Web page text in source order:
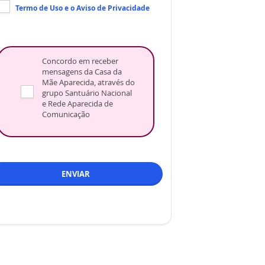
Termo de Usoe oAviso de Privacidade
Concordo em receber
mensagens da Casa da
Mãe Aparecida, através do
grupo Santuário Nacional
e Rede Aparecida de
Comunicação
ENVIAR